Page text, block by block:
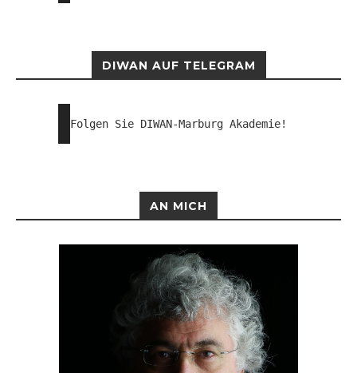
DIWAN AUF TELEGRAM
Folgen Sie DIWAN-Marburg Akademie!
AN MICH